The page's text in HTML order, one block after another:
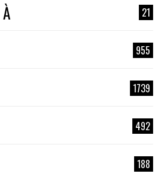
21
955
1739
492
188